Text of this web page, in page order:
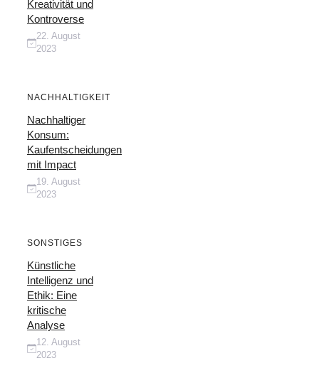
Kreativität und
Kontroverse
22. August
2023
NACHHALTIGKEIT
Nachhaltiger
Konsum:
Kaufentscheidungen
mit Impact
19. August
2023
SONSTIGES
Künstliche
Intelligenz und
Ethik: Eine
kritische
Analyse
12. August
2023